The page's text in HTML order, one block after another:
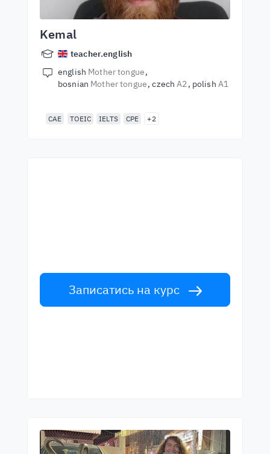
Kemal
teacher.english
english Mother tongue
bosnian Mother tongue czechA2 polish A1
CAE TOEIC IELTS CPE +2
Записатись на курс